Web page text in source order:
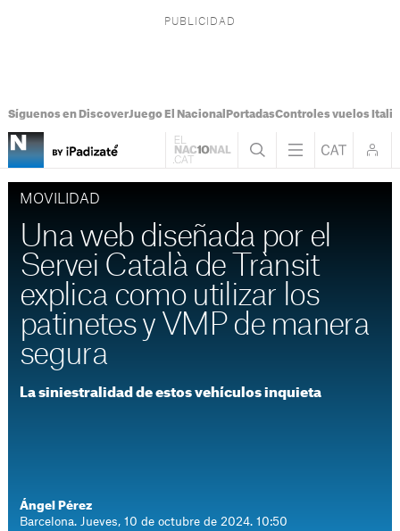
Síguenos en DiscoverJuego El Nacional PortadasControles vuelos Italia
MOVILIDAD
Una web diseñada por el
Servei Català de Trànsit
explica como utilizar los
patinetes y VMP de manera
segura
La siniestralidad de estos vehículos inquieta
Ángel Pérez
Barcelona. Jueves, 10 de octubre de 2024. 10:50